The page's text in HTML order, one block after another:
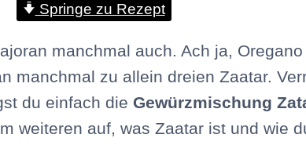
Springe zu Rezept
manchmal auch. Ach ja,
manchmal zu allein dreien Zaatar.
du einfach die Gewürzmischung
weiteren auf, was Zaatar ist und wie